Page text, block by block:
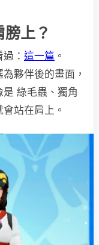
上？
： 這一篇 。
夥伴後的畫面，
綠毛蟲、獨角
站在肩上。